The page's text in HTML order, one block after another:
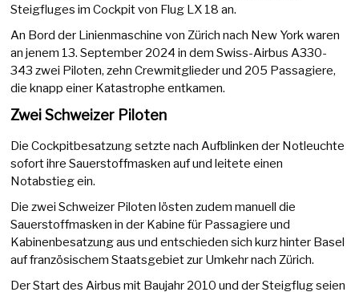
Steigfluges im Cockpit von Flug LX 18 an.
An Bord der Linienmaschine von Zürich nach New York waren
an jenem 13. September 2024 in dem Swiss-Airbus A330-
343 zwei Piloten, zehn Crewmitglieder und 205 Passagiere,
die knapp einer Katastrophe entkamen.
Zwei Schweizer Piloten
Die Cockpitbesatzung setzte nach Aufblinken der Notleuchte
sofort ihre Sauerstoffmasken auf und leitete einen
Notabstieg ein.
Die zwei Schweizer Piloten lösten zudem manuell die
Sauerstoffmasken in der Kabine für Passagiere und
Kabinenbesatzung aus und entschieden sich kurz hinter Basel
auf französischem Staatsgebiet zur Umkehr nach Zürich.
Der Start des Airbus mit Baujahr 2010 und der Steigflug seien